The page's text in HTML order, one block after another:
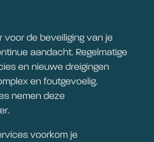
voor de beveiliging van je
aandacht. Regelmatige
en nieuwe dreigingen
en foutgevoelig.
nemen deze
voorkom je